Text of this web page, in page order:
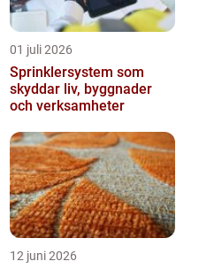
01 juli 2026
Sprinklersystem som
skyddar liv, byggnader
och verksamheter
12 juni 2026